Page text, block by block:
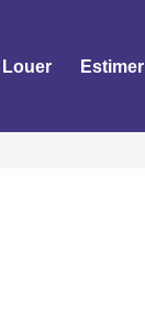
Louer Estimer